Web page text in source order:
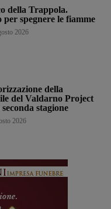
della Trappola.
per spegnere le fiamme
2026
della
del Valdarno Project
stagione
2026